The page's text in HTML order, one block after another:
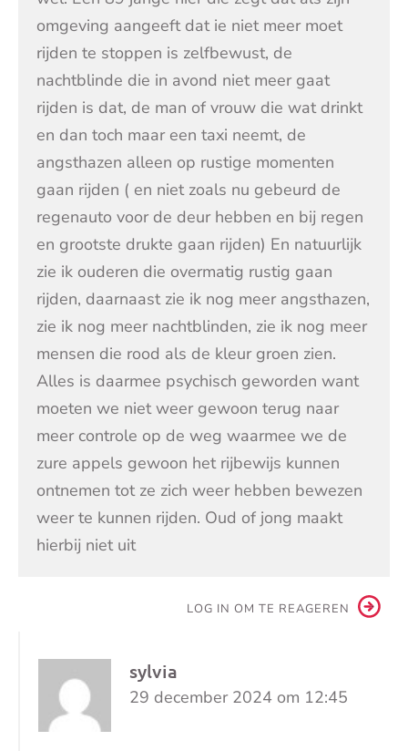
omgeving aangeeft dat ie niet meer moet
rijden te stoppen is zelfbewust, de
nachtblinde die in avond niet meer gaat
rijden is dat, de man of vrouw die wat drinkt
en dan toch maar een taxi neemt, de
angsthazen alleen op rustige momenten
gaan rijden ( en niet zoals nu gebeurd de
regenauto voor de deur hebben en bij regen
en grootste drukte gaan rijden) En natuurlijk
zie ik ouderen die overmatig rustig gaan
rijden, daarnaast zie ik nog meer angsthazen,
zie ik nog meer nachtblinden, zie ik nog meer
mensen die rood als de kleur groen zien.
Alles is daarmee psychisch geworden want
moeten we niet weer gewoon terug naar
meer controle op de weg waarmee we de
zure appels gewoon het rijbewijs kunnen
ontnemen tot ze zich weer hebben bewezen
weer te kunnen rijden. Oud of jong maakt
hierbij niet uit
LOG IN OM TE REAGEREN
sylvia
29 december 2024 om 12:45